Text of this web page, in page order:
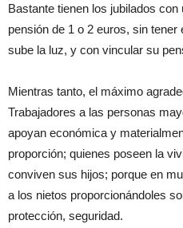
Bastante tienen los jubilados
pensión de 1 o 2 euros, sin
sube la luz, y con vincular su
Mientras tanto, el máximo
Trabajadores a las personas
apoyan económica y
proporción; quienes poseen la
conviven sus hijos; porque en
a los nietos proporcionándoles
protección, seguridad.